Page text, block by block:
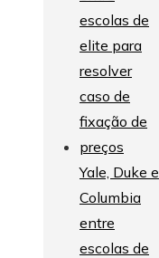
Yale, Duke e
Columbia
entre
escolas de